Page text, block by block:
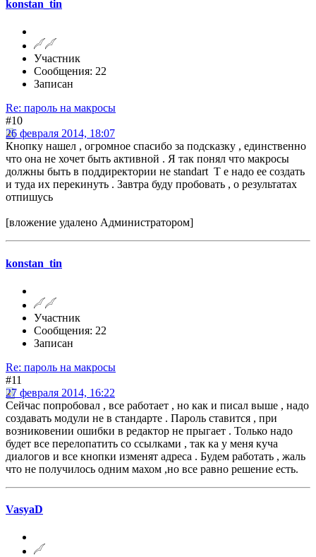
konstan_tin
Участник
Сообщения: 22
Записан
Re: пароль на макросы
#10
26 февраля 2014, 18:07
Кнопку нашел , огромное спасибо за подсказку , единственно
что она не хочет быть активной . Я так понял что макросы
должны быть в поддиректории не standart Т е надо ее создать
и туда их перекинуть . Завтра буду пробовать , о результатах
отпишусь
[вложение удалено Администратором]
konstan_tin
Участник
Сообщения: 22
Записан
Re: пароль на макросы
#11
27 февраля 2014, 16:22
Сейчас попробовал , все работает , но как и писал выше , надо
создавать модули не в стандарте . Пароль ставится , при
возниковении ошибки в редактор не прыгает . Только надо
будет все перелопатить со ссылками , так ка у меня куча
диалогов и все кнопки изменят адреса . Будем работать , жаль
что не получилось одним махом ,но все равно решение есть.
VasyaD